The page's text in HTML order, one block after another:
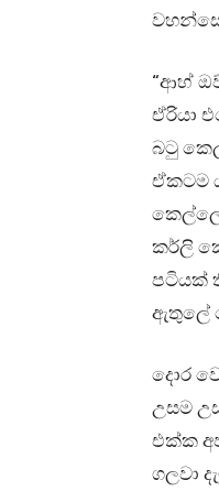
“ආහ්
ඒරියා
බටු
ඒකටම
කර්ලි
පටියක්
ඇතුලේ
දොර
උසම
එක්ක
ගලවා